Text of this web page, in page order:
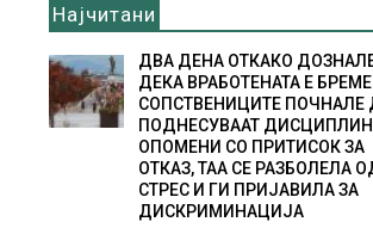
Најчитани
ДВА ДЕНА ОТКАКО
ДЕКА ВРАБОТЕНАТА Е
СОПСТВЕНИЦИТЕ ПОЧНАЛЕ
ПОДНЕСУВААТ
ОПОМЕНИ СО ПРИТИСОК ЗА
ОТКАЗ, ТАА СЕ РАЗБОЛЕЛА
СТРЕС И ГИ ПРИЈАВИЛА ЗА
ДИСКРИМИНАЦИЈА